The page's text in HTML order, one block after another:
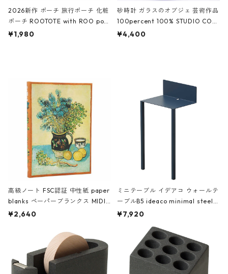
2026新作 ポーチ 旅行ポーチ 化粧
ポーチ ROOTOTE with ROO pou
ch 3532 ルートート WR.ポーチ.ラ
¥1,980
砂時計 ガラスのオブジェ 芸術作品
100percent 100% STUDIO COH
AKU Timeless 100パーセント ス
¥4,400
高級ノート FSC認証 中性紙 paper
blanks ペーパーブランクス MIDI
ハードカバー 罫線 ヴァン・ゴッホ
¥2,640
ミニテーブル イデアコ ウォールテ
ーブルB5 ideaco minimal steel f
urniture WALL Table B5 ネイビー
¥7,920